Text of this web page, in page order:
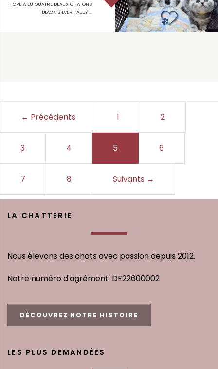
HOPE A EU QUATRE BEAUX CHATONS
BLACK SILVER TABBY ...
← Précédents 1 2
3 4 5 6
7 8 Suivants →
LA CHATTERIE
Nous élevons des chats avec passion depuis 2012.
Notre numéro d'agrément: DF22600002
DÉCOUVREZ NOTRE HISTOIRE
LES PLUS DEMANDÉES